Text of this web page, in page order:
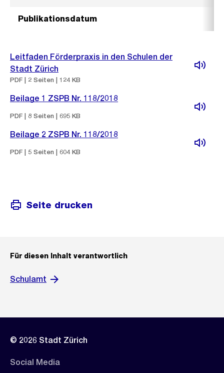
Publikationsdatum
Leitfaden Förderpraxis in den Schulen der
Stadt Zürich
PDF | 2 Seiten | 124 KB
Beilage 1 ZSPB Nr. 118/2018
PDF | 8 Seiten | 695 KB
Beilage 2 ZSPB Nr. 118/2018
PDF | 5 Seiten | 604 KB
Seite drucken
Für diesen Inhalt verantwortlich
Schulamt
© 2026 Stadt Zürich
Social Media